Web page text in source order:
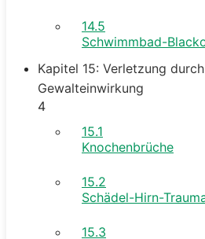
14.5
Schwimmbad-
Kapitel 15: Verletzung
Gewalteinwirkung
4
15.1
Knochenbrüche
15.2
Schädel-Hirn-
15.3